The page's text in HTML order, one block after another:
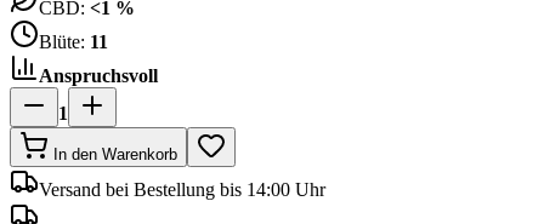
CBD: <1 %
Blüte: 11
Anspruchsvoll
1
In den Warenkorb
Versand bei Bestellung bis 14:00 Uhr